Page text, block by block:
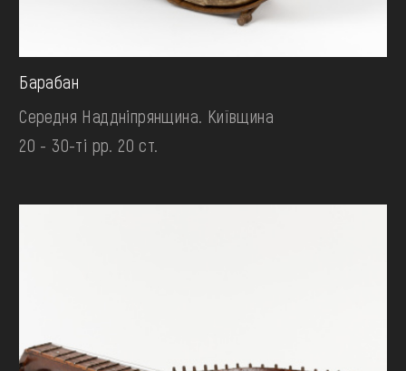
Барабан
Середня Наддніпрянщина. Київщина
20 - 30-ті рр. 20 ст.